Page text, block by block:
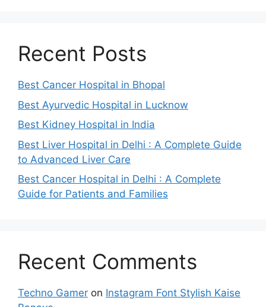
Recent Posts
Best Cancer Hospital in Bhopal
Best Ayurvedic Hospital in Lucknow
Best Kidney Hospital in India
Best Liver Hospital in Delhi : A Complete Guide
to Advanced Liver Care
Best Cancer Hospital in Delhi : A Complete
Guide for Patients and Families
Recent Comments
Techno Gamer on Instagram Font Stylish Kaise